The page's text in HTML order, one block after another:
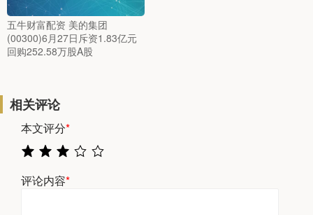
五牛财富配资 美的集团
(00300)6月27日斥资1.83亿元
回购252.58万股A股
相关评论
本文评分*
评论内容*